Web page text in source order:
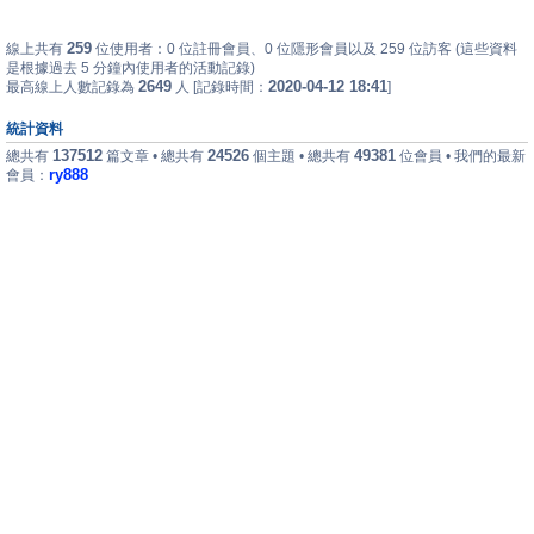
線上共有 259 位使用者：0 位註冊會員、0 位隱形會員以及 259 位訪客 (這些資料
是根據過去 5 分鐘內使用者的活動記錄)
最高線上人數記錄為 2649 人 [記錄時間： 2020-04-12 18:41]
統計資料
總共有 137512 篇文章 • 總共有 24526 個主題 • 總共有 49381 位會員 • 我們的最新
會員： ry888